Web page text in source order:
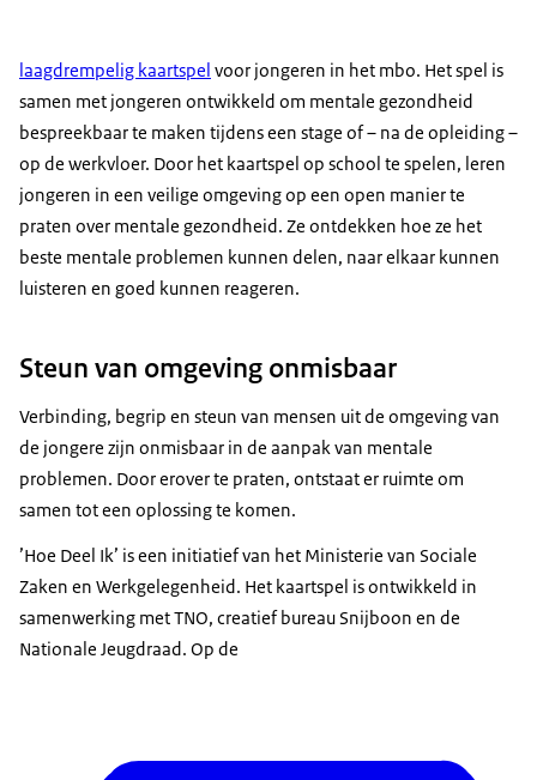
laagdrempelig kaartspel voor jongeren in het mbo. Het spel is
samen met jongeren ontwikkeld om mentale gezondheid
bespreekbaar te maken tijdens een stage of – na de opleiding –
op de werkvloer. Door het kaartspel op school te spelen, leren
jongeren in een veilige omgeving op een open manier te
praten over mentale gezondheid. Ze ontdekken hoe ze het
beste mentale problemen kunnen delen, naar elkaar kunnen
luisteren en goed kunnen reageren.
Steun van omgeving onmisbaar
Verbinding, begrip en steun van mensen uit de omgeving van
de jongere zijn onmisbaar in de aanpak van mentale
problemen. Door erover te praten, ontstaat er ruimte om
samen tot een oplossing te komen.
’Hoe Deel Ik’ is een initiatief van het Ministerie van Sociale
Zaken en Werkgelegenheid. Het kaartspel is ontwikkeld in
samenwerking met TNO, creatief bureau Snijboon en de
Nationale Jeugdraad. Op de